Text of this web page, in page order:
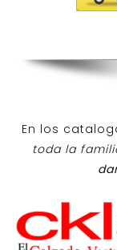
En los
toda la